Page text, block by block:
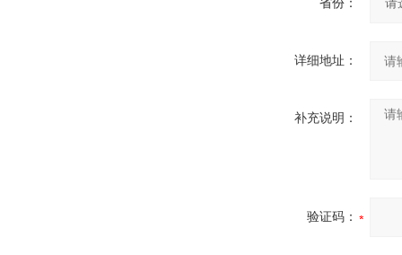
省份：
详细地址：
补充说明：
验证码：